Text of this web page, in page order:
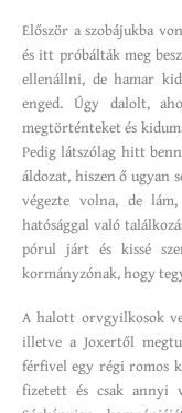
Először a szobájukba
és itt próbálták meg
ellenállni, de hamar
enged. Úgy dalolt,
megtörténteket és
Pedig látszólag hitt
áldozat, hiszen ő ugyan
végezte volna, de
hatósággal való
pórul járt és kissé
kormányzónak, hogy
A halott orvgyilkosok
illetve a Joxertől
férfivel egy régi romos
fizetett és csak annyi